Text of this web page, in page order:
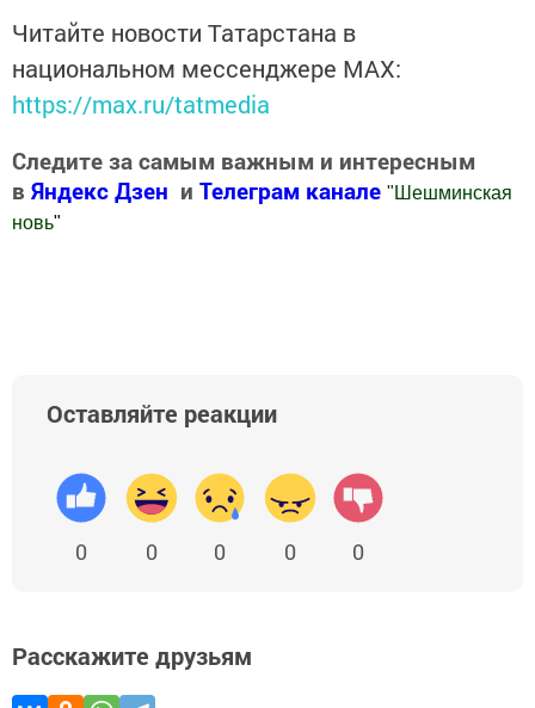
Читайте новости Татарстана в
национальном мессенджере MАХ:
https://max.ru/tatmedia
Следите за самым важным и интересным
в Яндекс Дзен и Телеграм канале " Шешминская
новь"
Оставляйте реакции
0 0 0 0 0
Расскажите друзьям